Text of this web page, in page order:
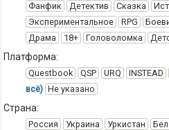
Фанфик
Детектив Сказка
Экспериментальное
RPG
Драма
18+ Головоломка
Платформа:
Questbook QSP URQ INSTEAD
всё) Не указано
Страна:
Россия Украина Уркистан